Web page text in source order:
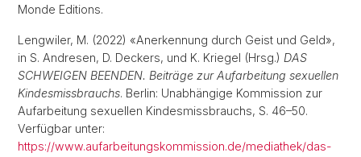
Monde Editions.
Lengwiler, M. (2022) «Anerkennung durch Geist und Geld»,
in S. Andresen, D. Deckers, und K. Kriegel (Hrsg.) DAS
SCHWEIGEN BEENDEN. Beiträge zur Aufarbeitung sexuellen
Kindesmissbrauchs. Berlin: Unabhängige Kommission zur
Aufarbeitung sexuellen Kindesmissbrauchs, S. 46–50.
Verfügbar unter:
https://www.aufarbeitungskommission.de/mediathek/das-